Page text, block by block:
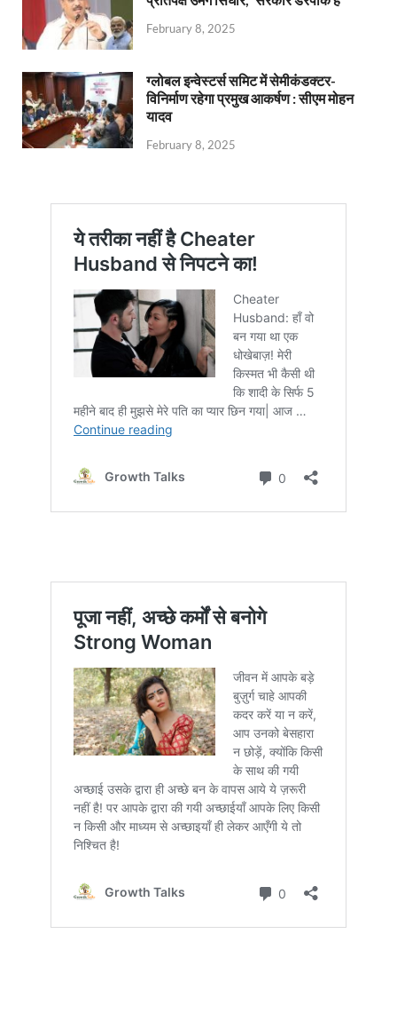
February 8, 2025
ग्लोबल इन्वेस्टर्स समिट में सेमीकंडक्टर-
विनिर्माण रहेगा प्रमुख आकर्षण : सीएम मोहन
यादव
February 8, 2025